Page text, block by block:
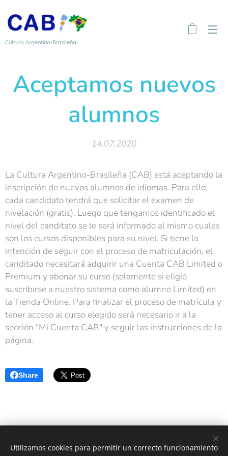
Cultura Argentino-Brasileña
Aceptamos nuevos
alumnos
14.07.2020
La Cultura Argentino-Brasileña (CAB) está aceptando la
inscripción de nuevos alumnos de idiomas. Para ello,
cada candidato tendrá que solicitar el examen de
nivelación (gratis). Luego que tengamos identificado el
nivel del canditato se le será informado al mismo cuales
son los cursos disponibles para su nivel. Si tiene la
intención de seguir con el proceso de matriculación, el
canditado necesitará adquirir una Cuenta CAB Limited o
Premium y abonar su curso (solamente si eligió
suscribirse a nuestro sistema como alumno Limited) en
la Tienda Online. Para finalizar el proceso de matrícula y
tener acceso al curso elegido será necesario ir a la
sección "Mi Cuenta CAB" y seguir las instrucciones de la
página.
Share
© 2026 | Cultura Argentino-Brasileña (CAB) | Todos los Derechos
Reservados
Utilizamos cookies para permitir un correcto funcionamiento